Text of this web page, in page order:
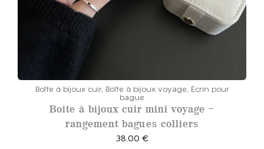
Boîte à bijoux cuir, Boîte à bijoux voyage
Ecrin pour
bague
Boîte à bijoux cuir mini voyage –
rangement bagues colliers
38.00 €